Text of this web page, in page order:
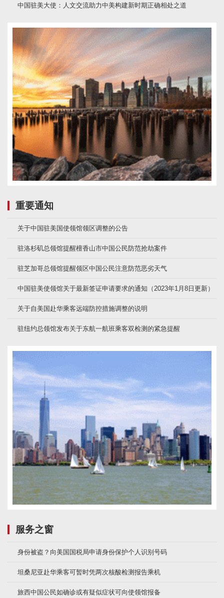
中国驻美大使：人文交流助力中美构建新时期正确相处之道
重要通知
关于中国驻美国使领馆领区调整的公告
驻洛杉矶总领馆提醒檀香山市中国公民防范抢劫案件
驻芝加哥总领馆提醒领区中国公民注意防范恶劣天气
中国驻美使领馆关于最新签证申请要求的通知（2023年1月8日更新）
关于自美国赴华乘客远端防控措施调整的说明
驻纽约总领馆发布关于东航一航班乘客双检测的紧急提醒
服务之窗
身份被盗？向美国国税局申请身份保护个人识别号码
坦桑尼亚赴华乘客可暂时凭两次核酸检测报告乘机
旅西中国公民如确诊或有疑似症状可向使领馆报备